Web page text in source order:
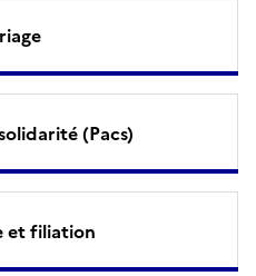
(Pacs)
et filiation